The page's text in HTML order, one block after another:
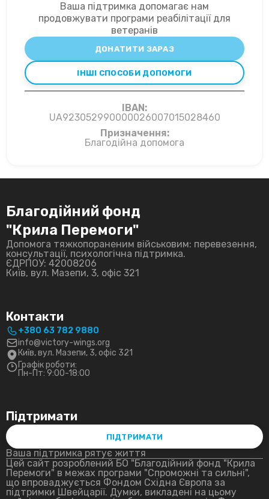
Ваша підтримка допомагає нам
продовжувати програми реабілітації для
ветеранів
ДОНАТИТИ ЗАРАЗ
ІНШІ СПОСОБИ ДОПОМОГИ
IBAN:
UA923052990000026007015028460
Призначення:
Благодійна допомога
Благодійний фонд
"Крила Перемоги"
Допомога тяжкопораненим військовим: перевезення,
консультації, психологічна підтримка.
ЄДРПОУ: 42008206
Київ, вул. Мазепи, 3, офіс 321
Контакти
+380 63 782 9880
info@victory-wings.org
Київ, вул. Мазепи, 3, офіс 321
Графік роботи:
Пн-Пт: 9:00-18:00
Підтримати
ПІДТРИМАТИ
Ваша підтримка рятує життя
Цей сайт розроблений БО "Благодійний фонд "Крила
Перемоги" в межах програми "Спроможні та сильні",
що впроваджується Фондом Східна Європа за
підтримки Швейцарії. Думки, викладені на цьому